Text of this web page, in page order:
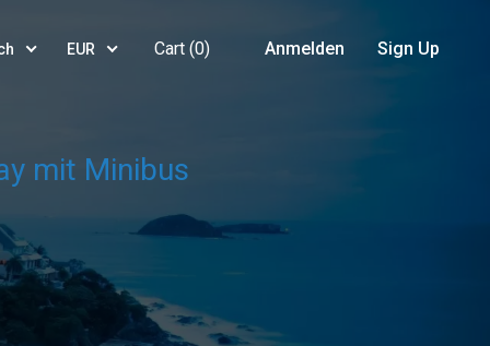
EUR Cart (0) Anmelden Sign Up
mit Minibus